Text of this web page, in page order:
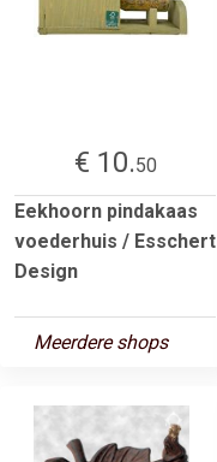
€ 10.50
Eekhoorn pindakaas
voederhuis / Esschert
Design
Meerdere shops